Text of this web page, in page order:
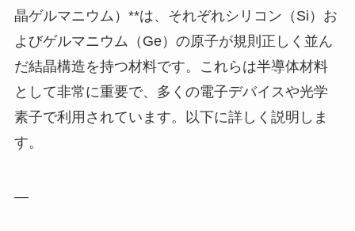
晶ゲルマニウム）**は、それぞれシリコン（Si）お
よびゲルマニウム（Ge）の原子が規則正しく並ん
だ結晶構造を持つ材料です。これらは半導体材料
として非常に重要で、多くの電子デバイスや光学
素子で利用されています。以下に詳しく説明しま
す。
—